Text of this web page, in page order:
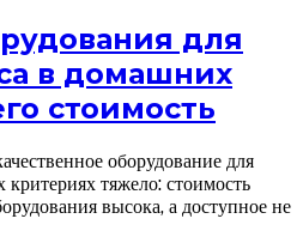
для
в домашних
стоимость
оборудование для
тяжело: стоимость
высока, а доступное не